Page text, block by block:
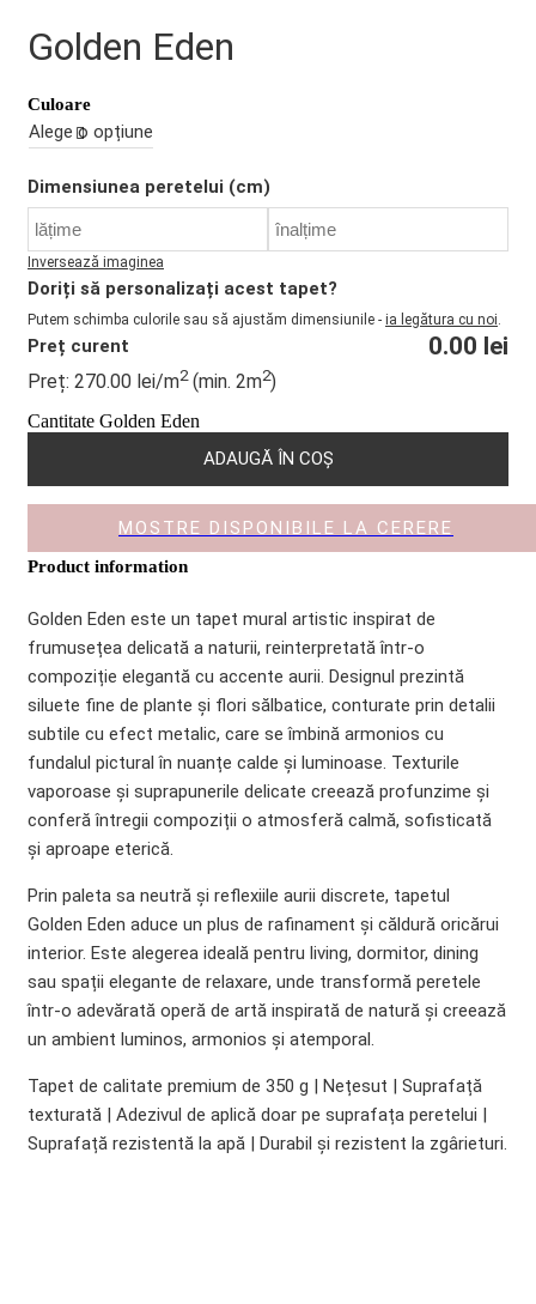
Golden Eden
Culoare
Dimensiunea peretelui (cm)
Inversează imaginea
Doriți să personalizați acest tapet?
Putem schimba culorile sau să ajustăm dimensiunile - ia legătura cu noi.
Preț curent 0.00 lei
Preț: 270.00 lei/m2(min. 2m2)
Cantitate Golden Eden
ADAUGĂ ÎN COȘ
MOSTRE DISPONIBILE LA CERERE
Product information
Golden Eden este un tapet mural artistic inspirat de
frumusețea delicată a naturii, reinterpretată într-o
compoziție elegantă cu accente aurii. Designul prezintă
siluete fine de plante și flori sălbatice, conturate prin detalii
subtile cu efect metalic, care se îmbină armonios cu
fundalul pictural în nuanțe calde și luminoase. Texturile
vaporoase și suprapunerile delicate creează profunzime și
conferă întregii compoziții o atmosferă calmă, sofisticată
și aproape eterică.
Prin paleta sa neutră și reflexiile aurii discrete, tapetul
Golden Eden aduce un plus de rafinament și căldură oricărui
interior. Este alegerea ideală pentru living, dormitor, dining
sau spații elegante de relaxare, unde transformă peretele
într-o adevărată operă de artă inspirată de natură și creează
un ambient luminos, armonios și atemporal.
Tapet de calitate premium de 350 g | Nețesut | Suprafață
texturată | Adezivul de aplică doar pe suprafața peretelui |
Suprafață rezistentă la apă | Durabil și rezistent la zgârieturi.